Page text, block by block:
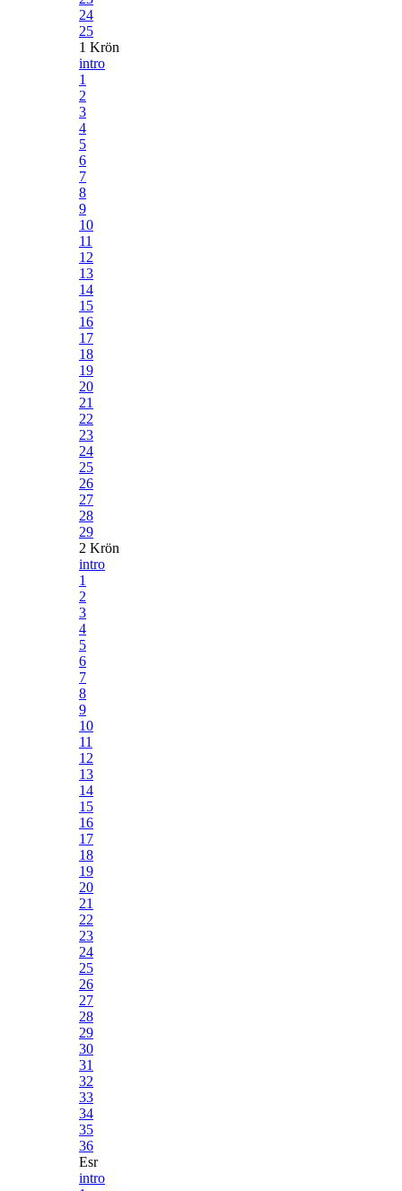
24
25
1 Krön
intro
1
2
3
4
5
6
7
8
9
10
11
12
13
14
15
16
17
18
19
20
21
22
23
24
25
26
27
28
29
2 Krön
intro
1
2
3
4
5
6
7
8
9
10
11
12
13
14
15
16
17
18
19
20
21
22
23
24
25
26
27
28
29
30
31
32
33
34
35
36
Esr
intro